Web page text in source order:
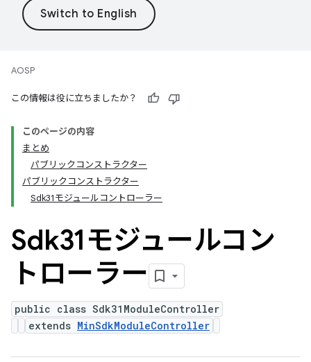
AOSP
この情報は役に立ちましたか？
このページの内容
まとめ
パブリックコンストラクター
パブリックコンストラクター
Sdk31モジュールコントローラー
Sdk31モジュールコン
トローラー
public class Sdk31ModuleController
extends MinSdkModuleController